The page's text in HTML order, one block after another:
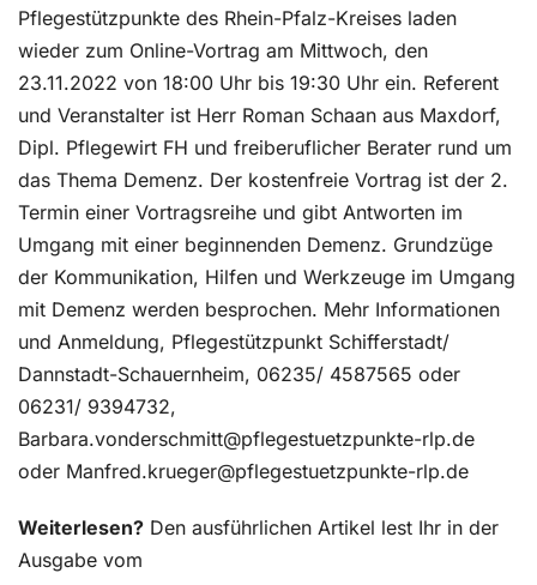
Pflegestützpunkte des Rhein-Pfalz-Kreises laden
wieder zum Online-Vortrag am Mittwoch, den
23.11.2022 von 18:00 Uhr bis 19:30 Uhr ein. Referent
und Veranstalter ist Herr Roman Schaan aus Maxdorf,
Dipl. Pflegewirt FH und freiberuflicher Berater rund um
das Thema Demenz. Der kostenfreie Vortrag ist der 2.
Termin einer Vortragsreihe und gibt Antworten im
Umgang mit einer beginnenden Demenz. Grundzüge
der Kommunikation, Hilfen und Werkzeuge im Umgang
mit Demenz werden besprochen. Mehr Informationen
und Anmeldung, Pflegestützpunkt Schifferstadt/
Dannstadt-Schauernheim, 06235/ 4587565 oder
06231/ 9394732,
Barbara.vonderschmitt@pflegestuetzpunkte-rlp.de
oder Manfred.krueger@pflegestuetzpunkte-rlp.de
Weiterlesen? Den ausführlichen Artikel lest Ihr in der
Ausgabe vom